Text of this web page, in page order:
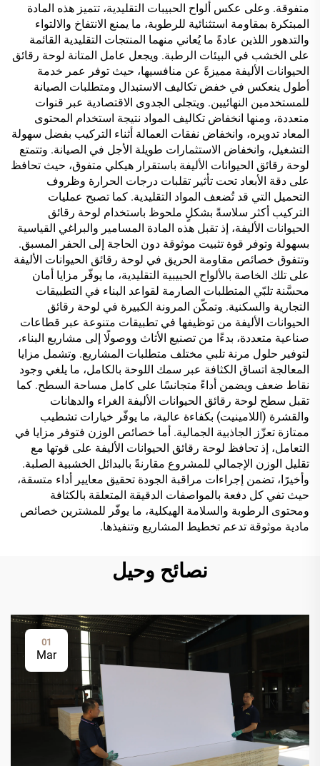
متفوقة. وعلى عكس ألواح الحبيبات التقليدية، تتميز هذه المادة
المبتكرة بمقاومة استثنائية للرطوبة، ما يمنع الانتفاخ والالتواء
والتدهور اللذين عادةً ما يُعاني منهما المنتجات التقليدية القائمة
على الخشب في البيئات الرطبة. ويجعل عامل المتانة لوحة رقائق
الحيوانات الأليفة مميزةً عن منافسيها، حيث توفر عمر خدمة
أطول ينعكس في خفض تكاليف الاستبدال ومتطلبات الصيانة
للمستخدمين النهائيين. ويتجلى الجدوى الاقتصادية عبر قنوات
متعددة، ومنها انخفاض تكاليف المواد نتيجة استخدام المحتوى
المعاد تدويره، وانخفاض نفقات العمالة أثناء التركيب بفضل سهولة
التشغيل، وانخفاض الاستثمارات طويلة الأجل في الصيانة. وتتمتع
لوحة رقائق الحيوانات الأليفة باستقرار هيكلي متفوق، حيث تحافظ
على دقة الأبعاد تحت تأثير تقلبات درجات الحرارة وظروف
التحميل التي قد تُضعف المواد التقليدية. كما تصبح عمليات
التركيب أكثر سلاسةً بشكلٍ ملحوظ باستخدام لوحة رقائق
الحيوانات الأليفة، إذ تقبل هذه المادة المسامير والبراغي القياسية
بسهولة وتوفر قوة تثبيت موثوقة دون الحاجة إلى الحفر المسبق.
وتتفوق خصائص مقاومة الحريق في لوحة رقائق الحيوانات الأليفة
على تلك الخاصة بالألواح الحبيبية التقليدية، ما يوفّر مزايا أمان
محسَّنة تلبّي المتطلبات الصارمة لقواعد البناء في التطبيقات
التجارية والسكنية. وتمكّن المرونة الكبيرة في لوحة رقائق
الحيوانات الأليفة من توظيفها في تطبيقات متنوعة عبر قطاعات
صناعية متعددة، بدءًا من تصنيع الأثاث ووصولًا إلى مشاريع البناء،
لتوفير حلول مرنة تلبي مختلف متطلبات المشاريع. وتشمل مزايا
المعالجة اتساق الكثافة عبر سمك اللوحة بالكامل، ما يلغي وجود
نقاط ضعف ويضمن أداءً متجانسًا على كامل مساحة السطح. كما
تقبل سطح لوحة رقائق الحيوانات الأليفة الغراء والدهانات
والقشرة (اللامينيت) بكفاءة عالية، ما يوفّر خيارات تشطيب
ممتازة تعزّز الجاذبية الجمالية. أما خصائص الوزن فتوفر مزايا في
التعامل، إذ تحافظ لوحة رقائق الحيوانات الأليفة على قوتها مع
تقليل الوزن الإجمالي للمشروع مقارنةً بالبدائل الخشبية الصلبة.
وأخيرًا، تضمن إجراءات مراقبة الجودة تحقيق معايير أداء متسقة،
حيث تفي كل دفعة بالمواصفات الدقيقة المتعلقة بالكثافة
ومحتوى الرطوبة والسلامة الهيكلية، ما يوفّر للمشترين خصائص
مادية موثوقة تدعم تخطيط المشاريع وتنفيذها.
نصائح وحيل
01
Mar